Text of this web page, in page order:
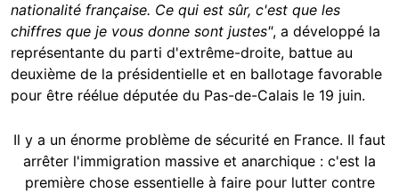
nationalité française. Ce qui est sûr, c'est que les
chiffres que je vous donne sont justes", a développé la
représentante du parti d'extrême-droite, battue au
deuxième de la présidentielle et en ballotage favorable
pour être réélue députée du Pas-de-Calais le 19 juin.
Il y a un énorme problème de sécurité en France. Il faut
arrêter l'immigration massive et anarchique : c'est la
première chose essentielle à faire pour lutter contre